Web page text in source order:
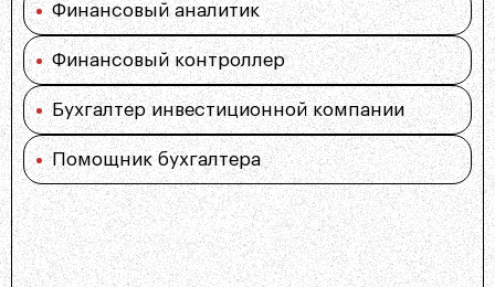
Финансовый аналитик
Финансовый контроллер
Бухгалтер инвестиционной компании
Помощник бухгалтера